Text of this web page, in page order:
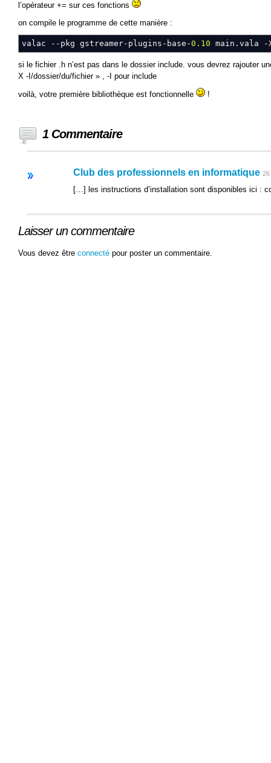
static boolcb(Gst.Busbus, Gst.Messagemessage
}
l’opérateur += sur ces fonctions
on compile le programme de cette manière :
valac --pkg gstreamer-plugins-base-0.10 main.vala -
si le fichier .h n’est pas dans le dossier include. vous devrez rajouter
X -I/dossier/du/fichier » , -I pour include
voilà, votre première bibliothèque est fonctionnelle
!
1 Commentaire
Club des professionnels en informatique 26
[…] les instructions d’installation sont disponibles ici :
Laisser un commentaire
Vous devez être connecté pour poster un commentaire.